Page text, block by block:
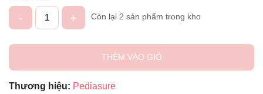
- + Còn lại 2 sản phẩm trong kho
THÊM VÀO GIỎ
Thương hiệu: Pediasure